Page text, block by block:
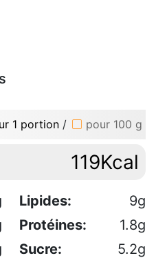
1 portion / pour 100 g
119Kcal
Lipides:
9g
Protéines:
1.8g
Sucre:
5.2g